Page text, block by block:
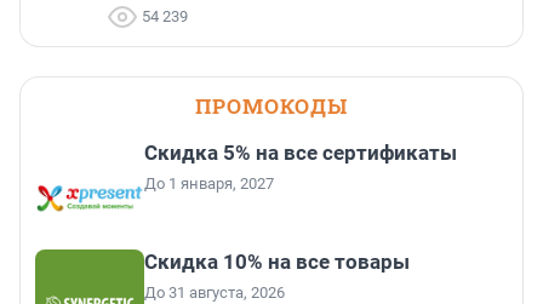
54 239
ПРОМОКОДЫ
Скидка 5% на все сертификаты
До 1 января, 2027
Скидка 10% на все товары
До 31 августа, 2026